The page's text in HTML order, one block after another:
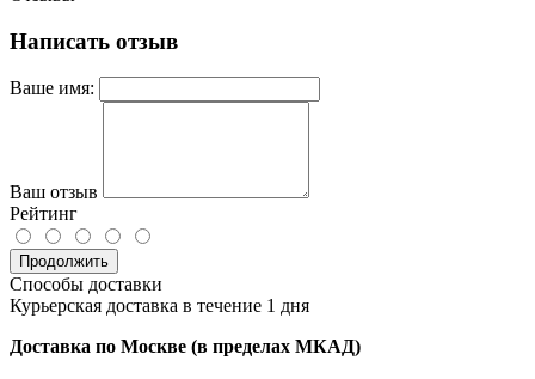
Написать отзыв
Ваше имя:
Ваш отзыв
Рейтинг
Продолжить
Способы доставки
Курьерская доставка в течение 1 дня
Доставка по Москве (в пределах МКАД)